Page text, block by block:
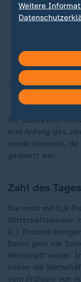
12.11.2025 | 0:39 min
Im Südwesten
erst Anfang des
wurde niemand,
gesperrt war.
Zahl des Tages
Nur noch mit 0,9
Wirtschaftsweisen
0,1 Prozent
Damit geht die
Wirtschaft weiter.
hoben die
vom Frühjahr von
Weitere